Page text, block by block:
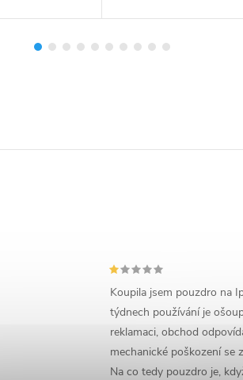
Koupila jsem pouzdro na
týdnech používání je
reklamaci, obchod
mechanické poškození se
Na co tedy pouzdro je,